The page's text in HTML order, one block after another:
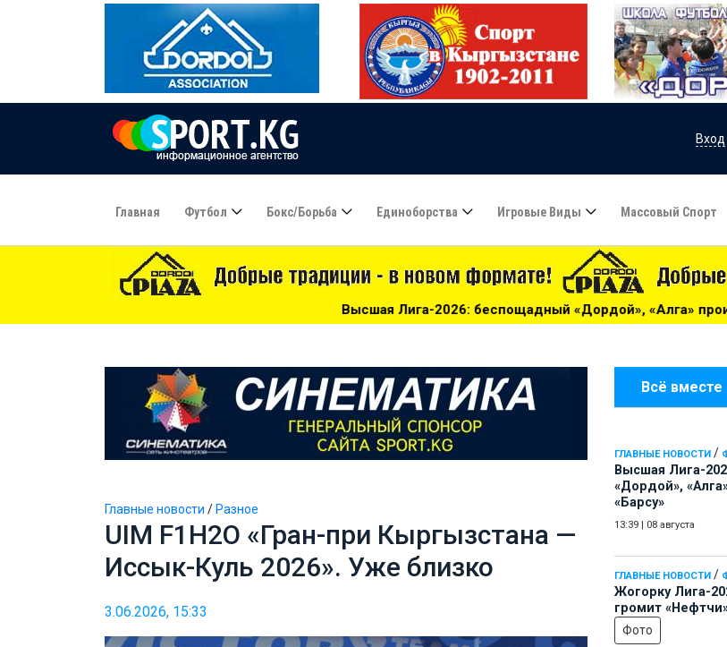
Вход
Главная Футбол Бокс/борьба Единоборства Игровые Виды Массовый Спорт
Высшая Лига-2026: беспощадный «Дордой», «Алга» проиграла «Барсу» - 13:39 ***
Всё вместе
ГЛАВНЫЕ НОВОСТИ /
Высшая Лига-
«Дордой»,
«Барсу»
13:39 08 августа
ГЛАВНЫЕ НОВОСТИ /
Жогорку Лига-
громит
Фото
Главные новости / Разное
UIM F1H2O «Гран-при Кыргызстана —
Иссык-Куль 2026». Уже близко
3.06.2026, 15:33